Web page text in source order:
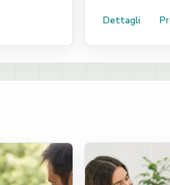
Dettagli